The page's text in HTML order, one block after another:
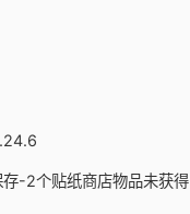
-2个贴纸商店物品未获得